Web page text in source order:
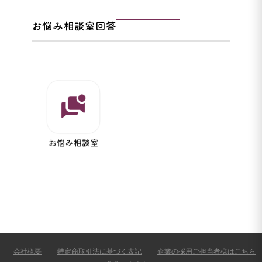
お悩み相談室回答
会社概要 特定商取引法に基づく表記
企業の採用ご担当者様はこちら